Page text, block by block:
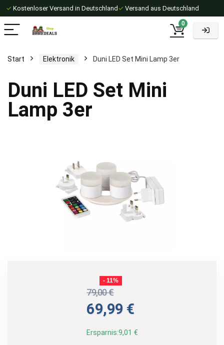
✓ Kostenloser Versand in Deutschland ✓ Versand aus Deutschland
0
Start Elektronik Duni LED Set Mini Lamp 3er
Duni LED Set Mini
Lamp 3er
- 11%
79,00€
Ursprünglicher
war:
69,99 €
ist:
Ersparnis:9,01 €